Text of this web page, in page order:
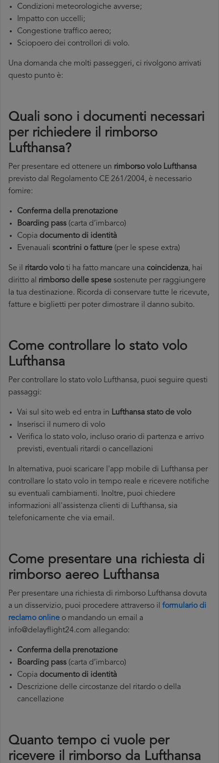
Condizioni meteorologiche avverse;
Impatto con uccelli;
Congestione traffico aereo;
Sciopoero dei controllori di volo.
Una domanda che molti passeggeri, ci rivolgono arrivati
questo punto è:
Quali sono i documenti necessari
per richiedere il rimborso
Lufthansa?
Per presentare ed ottenere un rimborso volo Lufthansa
previsto dal Regolamento CE 261/2004, è necessario
fornire:
Conferma della prenotazione
Boarding pass (carta d’imbarco)
Copia documento di identità
Evenauali scontrini o fatture (per le spese extra)
Se il ritardo voloti ha fatto mancare una coincidenza, hai
diritto al rimborso delle spese sostenute per raggiungere
la tua destinazione. Ricorda di conservare tutte le ricevute,
fatture e biglietti per poter dimostrare il danno subito.
Come controllare lo stato volo
Lufthansa
Per controllare lo stato volo Lufthansa, puoi seguire questi
passaggi:
Vai sul sito web ed entra in Lufthansa stato de volo
Inserisci il numero di volo
Verifica lo stato volo, incluso orario di partenza e arrivo
previsti, eventuali ritardi o cancellazioni
In alternativa, puoi scaricare l'app mobile di Lufthansa per
controllare lo stato volo in tempo reale e ricevere notifiche
su eventuali cambiamenti. Inoltre, puoi chiedere
informazioni all'assistenza clienti di Lufthansa, sia
telefonicamente che via email.
Come presentare una richiesta di
rimborso aereo Lufthansa
Per presentare una richiesta di rimborso Lufthansa dovuta
a un disservizio, puoi procedere attraverso il formulario di
reclamo online o mandando un email a
info@delayflight24.com allegando:
Conferma della prenotazione
Boarding pass (carta d’imbarco)
Copia documento di identità
Descrizione delle circostanze del ritardo o della
cancellazione
Quanto tempo ci vuole per
ricevere il rimborso da Lufthansa